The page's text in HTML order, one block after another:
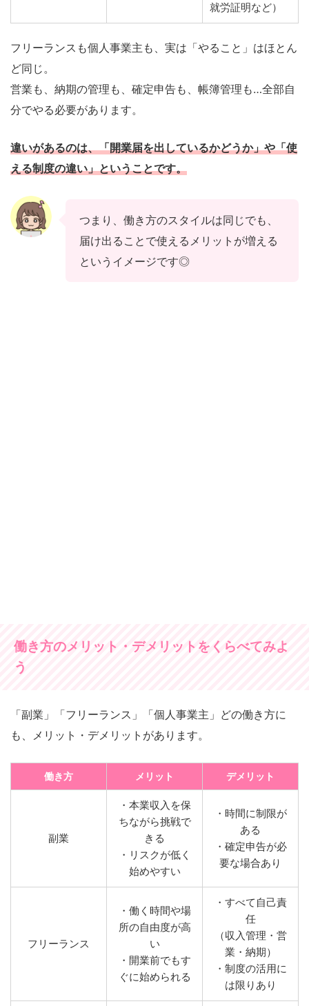
就労証明など）
フリーランスも個人事業主も、実は「やること」はほとん
ど同じ。
営業も、納期の管理も、確定申告も、帳簿管理も…全部自
分でやる必要があります。
違いがあるのは、「開業届を出しているかどうか」や「使
える制度の違い」ということです。
つまり、働き方のスタイルは同じでも、
届け出ることで使えるメリットが増える
というイメージです◎
働き方のメリット・デメリットをくらべてみよ
う
「副業」「フリーランス」「個人事業主」どの働き方に
も、メリット・デメリットがあります。
働き方 メリット デメリット
副業
・本業収入を保
ちながら挑戦で
きる
・リスクが低く
始めやすい
・時間に制限が
ある
・確定申告が必
要な場合あり
フリーランス
・働く時間や場
所の自由度が高
い
・開業前でもす
ぐに始められる
・すべて自己責
任
（収入管理・営
業・納期）
・制度の活用に
は限りあり